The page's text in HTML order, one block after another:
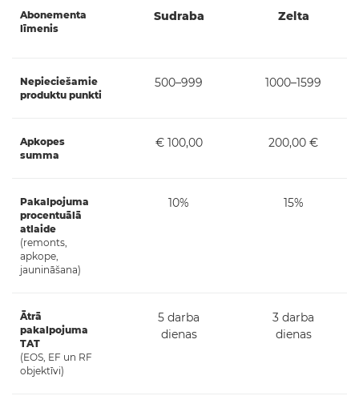
Abonementa
līmenis
Sudraba Zelta
Nepieciešamie
produktu punkti
500–999 1000–1599
Apkopes
summa
€ 100,00 200,00 €
Pakalpojuma
procentuālā
atlaide
(remonts,
apkope,
jaunināšana)
10% 15%
Ātrā
pakalpojuma
TAT
(EOS, EF un RF
objektīvi)
5 darba
dienas
3 darba
dienas